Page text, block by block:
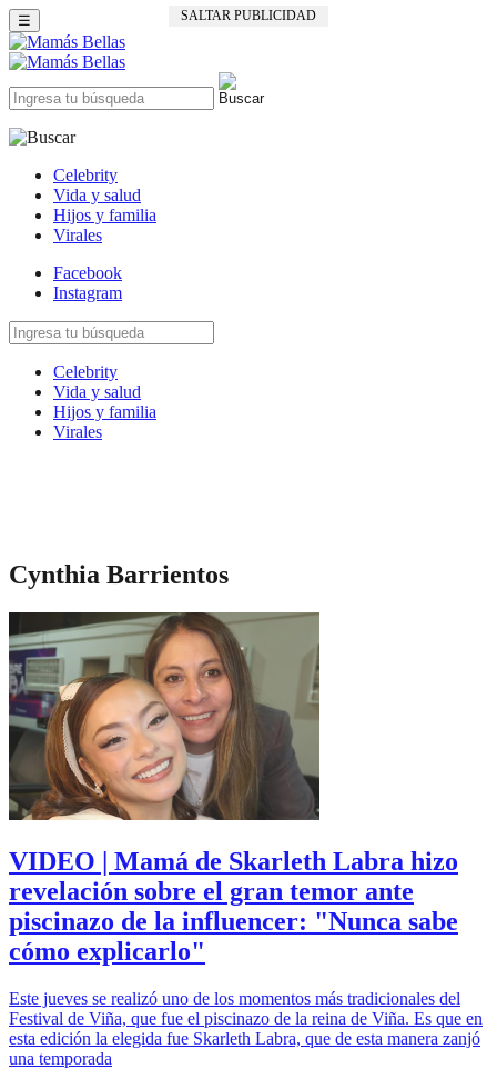
SALTAR PUBLICIDAD
☰
Celebrity
Vida y salud
Hijos y familia
Virales
Facebook
Instagram
Celebrity
Vida y salud
Hijos y familia
Virales
Cynthia Barrientos
VIDEO | Mamá de Skarleth Labra hizo
revelación sobre el gran temor ante
piscinazo de la influencer: "Nunca sabe
cómo explicarlo"
Este jueves se realizó uno de los momentos más tradicionales del
Festival de Viña, que fue el piscinazo de la reina de Viña. Es que en
esta edición la elegida fue Skarleth Labra, que de esta manera zanjó
una temporada